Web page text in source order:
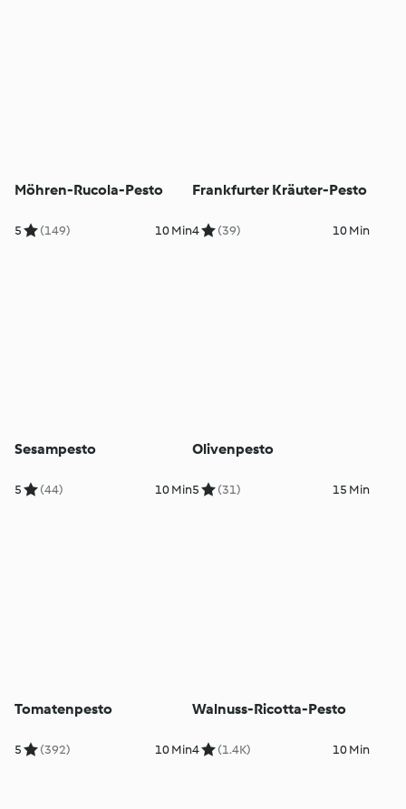
Möhren-Rucola-Pesto
5 (149) 10 Min
Frankfurter Kräuter-Pesto
4 (39) 10 Min
Sesampesto
5 (44) 10 Min
Olivenpesto
5 (31) 15 Min
Tomatenpesto
5 (392) 10 Min
Walnuss-Ricotta-Pesto
4 (1.4K) 10 Min